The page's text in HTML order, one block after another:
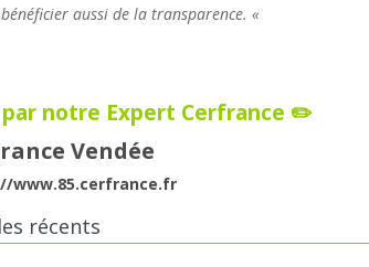
aussi de la transparence. «
par notre Expert Cerfrance ✏️
Vendée
www.85.cerfrance.fr
récents